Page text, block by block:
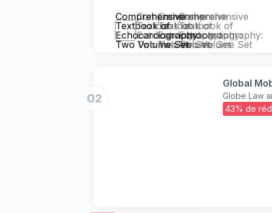
Comprehensive
Textbook of
Echocardiography:
Two Volume Set
Comprehensive
Textbook of
Echocardiography:
Two Volume Set
Comprehensive
Textbook of
Echocardiography:
Two Volume Set
Comprehensive
Textbook of
Echocardiography:
Two Volume Set
02
Global
Globe Law
43% de